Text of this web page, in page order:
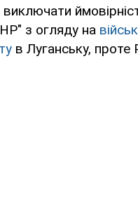
з огляду на
в Луганську, проте